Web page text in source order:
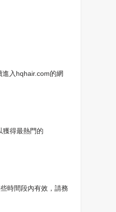
入hqhair.com的網
獲得最熱門的
時間段內有效，請務